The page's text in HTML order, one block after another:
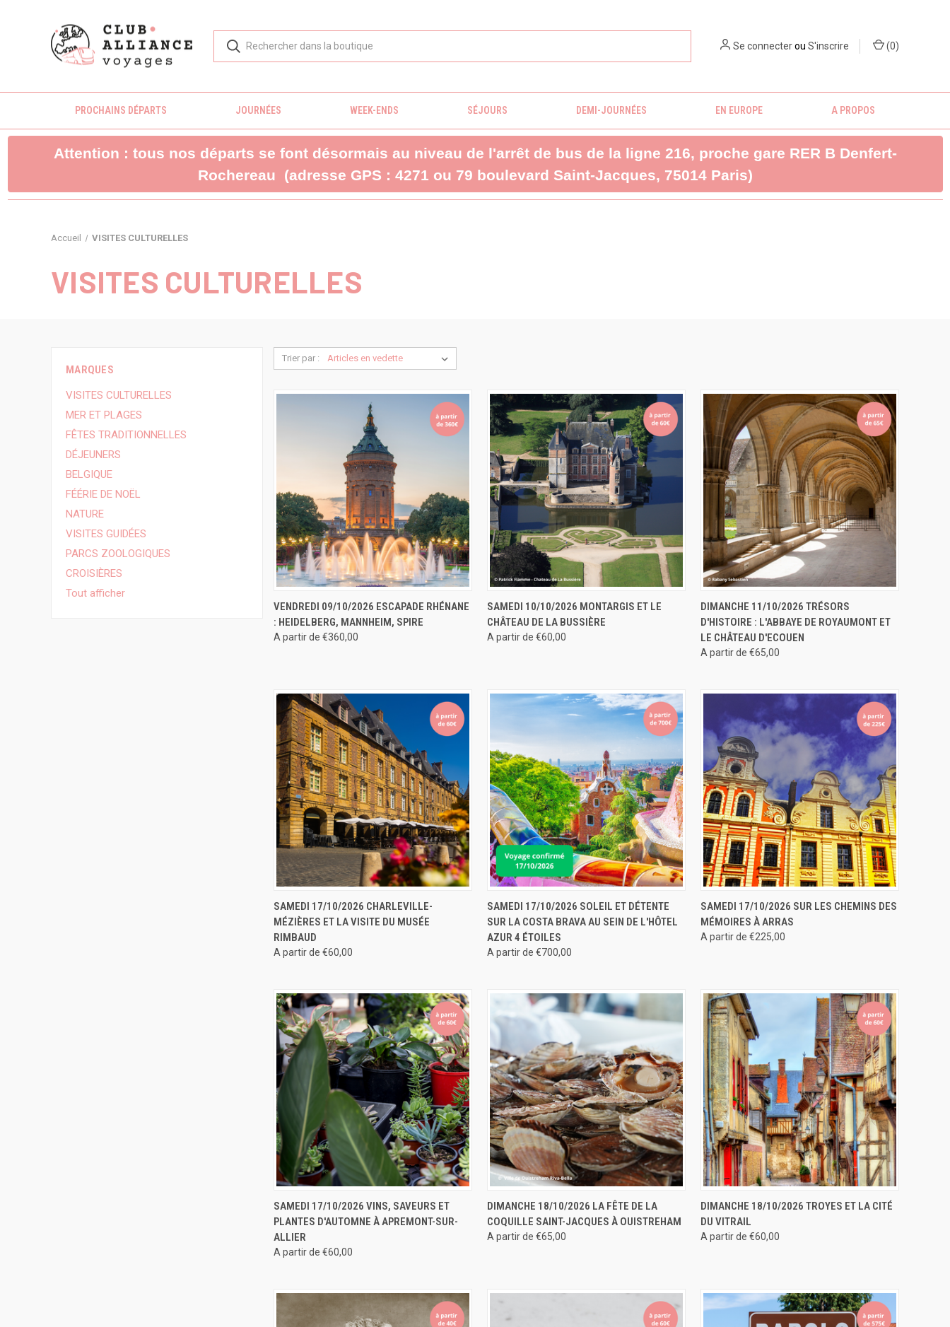
Se connecterou S'inscrire (0)
PROCHAINS DÉPARTS JOURNÉES WEEK-ENDS SÉJOURS DEMI-JOURNÉES EN EUROPE A PROPOS
Attention : tous nos départs se font désormais au niveau de l'arrêt de bus de la ligne 216, proche gare RER B Denfert-
Rochereau (adresse GPS : 4271 ou 79 boulevard Saint-Jacques, 75014 Paris)
Accueil VISITES CULTURELLES
VISITES CULTURELLES
MARQUES
VISITES CULTURELLES
MER ET PLAGES
FÊTES TRADITIONNELLES
DÉJEUNERS
BELGIQUE
FÉÉRIE DE NOËL
NATURE
VISITES GUIDÉES
PARCS ZOOLOGIQUES
CROISIÈRES
Tout afficher
Trier par :
APERÇU RAPIDE RÉSERVER
VENDREDI 09/10/2026 ESCAPADE RHÉNANE
: HEIDELBERG, MANNHEIM, SPIRE
A partir de €360,00
APERÇU RAPIDE RÉSERVER
SAMEDI 10/10/2026 MONTARGIS ET LE
CHÂTEAU DE LA BUSSIÈRE
A partir de €60,00
APERÇU RAPIDE RÉSERVER
DIMANCHE 11/10/2026 TRÉSORS
D'HISTOIRE : L'ABBAYE DE ROYAUMONT ET
LE CHÂTEAU D'ECOUEN
A partir de €65,00
APERÇU RAPIDE RÉSERVER
SAMEDI 17/10/2026 CHARLEVILLE-
MÉZIÈRES ET LA VISITE DU MUSÉE
RIMBAUD
A partir de €60,00
APERÇU RAPIDE RÉSERVER
SAMEDI 17/10/2026 SOLEIL ET DÉTENTE
SUR LA COSTA BRAVA AU SEIN DE L'HÔTEL
AZUR 4 ÉTOILES
A partir de €700,00
APERÇU RAPIDE RÉSERVER
SAMEDI 17/10/2026 SUR LES CHEMINS DES
MÉMOIRES À ARRAS
A partir de €225,00
APERÇU RAPIDE RÉSERVER
SAMEDI 17/10/2026 VINS, SAVEURS ET
PLANTES D'AUTOMNE À APREMONT-SUR-
ALLIER
A partir de €60,00
APERÇU RAPIDE RÉSERVER
DIMANCHE 18/10/2026 LA FÊTE DE LA
COQUILLE SAINT-JACQUES À OUISTREHAM
A partir de €65,00
APERÇU RAPIDE RÉSERVER
DIMANCHE 18/10/2026 TROYES ET LA CITÉ
DU VITRAIL
A partir de €60,00